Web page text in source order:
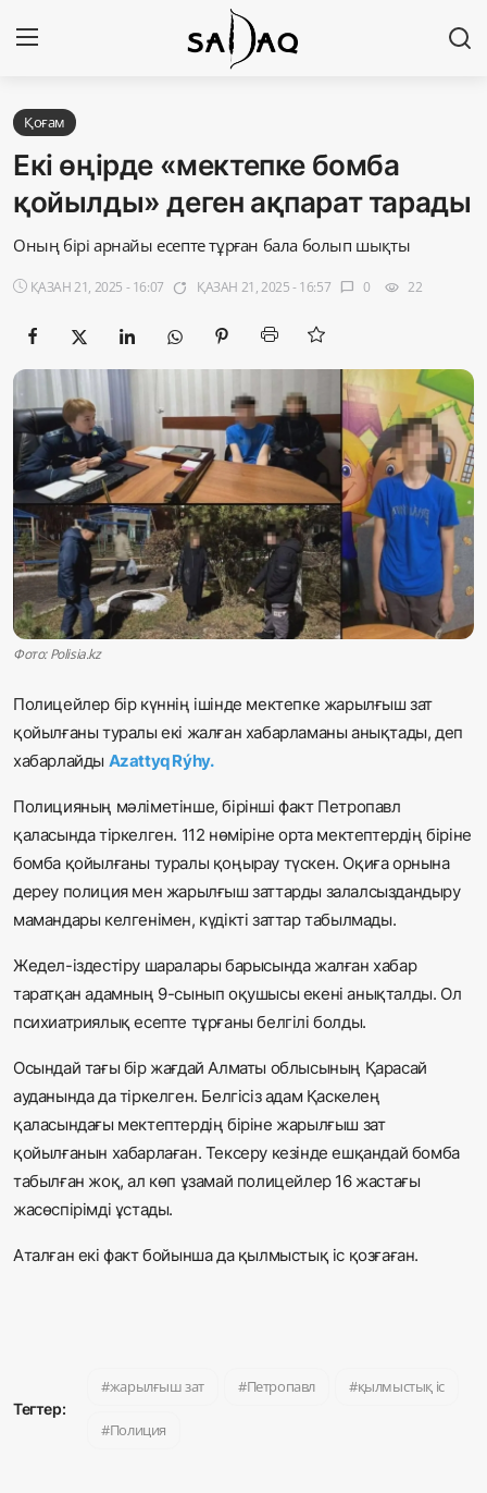
Басты бет
Редакциялық байланыстар
Материалдарды қолдану тәртібі
Саясат
Sadaq TV
Экономика
Жаңалықтар
Қоғам
Спорт
Әлем
Журналистік зерттеу
Қоғам
Екі өңірде «мектепке бомба
қойылды» деген ақпарат тарады
Оның бірі арнайы есепте тұрған бала болып шықты
ҚАЗАН 21, 2025 - 16:07 app_badging ҚАЗАН 21, 2025 - 16:57 chat_bubble 0 visibility 22
Фото: Polisia.kz
Полицейлер бір күннің ішінде мектепке жарылғыш зат
қойылғаны туралы екі жалған хабарламаны анықтады, деп
хабарлайды Azattyq Rýhy.
Полицияның мәліметінше, бірінші факт Петропавл
қаласында тіркелген. 112 нөміріне орта мектептердің біріне
бомба қойылғаны туралы қоңырау түскен. Оқиға орнына
дереу полиция мен жарылғыш заттарды залалсыздандыру
мамандары келгенімен, күдікті заттар табылмады.
Жедел-іздестіру шаралары барысында жалған хабар
таратқан адамның 9-сынып оқушысы екені анықталды. Ол
психиатриялық есепте тұрғаны белгілі болды.
Осындай тағы бір жағдай Алматы облысының Қарасай
ауданында да тіркелген. Белгісіз адам Қаскелең
қаласындағы мектептердің біріне жарылғыш зат
қойылғанын хабарлаған. Тексеру кезінде ешқандай бомба
табылған жоқ, ал көп ұзамай полицейлер 16 жастағы
жасөспірімді ұстады.
Аталған екі факт бойынша да қылмыстық іс қозғаған.
Тегтер:
жарылғыш зат Петропавл қылмыстық іс
Полиция